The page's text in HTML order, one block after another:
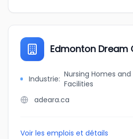
Edmonton Dream
Industrie: Nursing Homes
Facilities
adeara.ca
Voir les emplois et détails